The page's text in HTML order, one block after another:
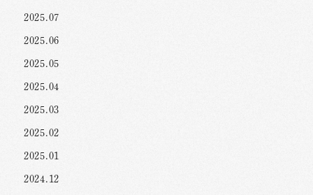
2025.07
2025.06
2025.05
2025.04
2025.03
2025.02
2025.01
2024.12